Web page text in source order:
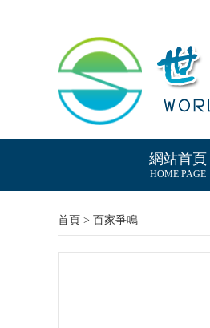
網站首頁
HOME PAGE
首頁 > 百家爭鳴